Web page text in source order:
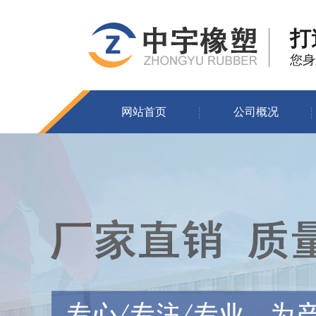
打
您
网站首页 公司概况